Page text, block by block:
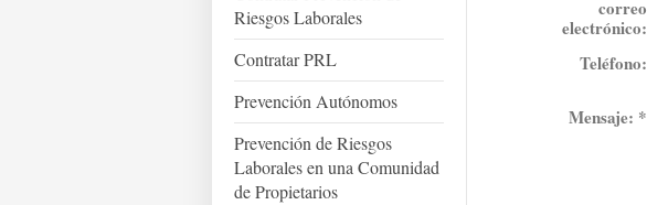
Riesgos Laborales
Contratar PRL
Prevención Autónomos
Prevención de Riesgos
Laborales en una Comunidad
de Propietarios
correo
electrónico:
Teléfono:
Mensaje: *